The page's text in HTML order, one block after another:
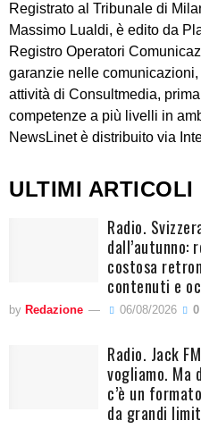
Registrato al Tribunale di
Massimo Lualdi, è edito da
Registro Operatori
garanzie nelle
attività di Consultmedia,
competenze a più livelli in
NewsLinet è distribuito via
ULTIMI ARTICOLI
Radio.
dall’autunno:
costosa
contenuti e
by Redazione 06/08/2026 0
Radio. Jack
vogliamo.
c’è un
da grandi